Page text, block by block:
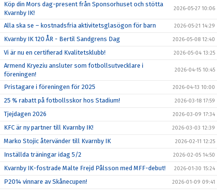
Köp din Mors dag-present från Sponsorhuset och stötta
Kvarnby IK!
2026-05-27 10:06
Alla ska se – kostnadsfria aktivitetsglasögon för barn 2026-05-21 14:29
Kvarnby IK 120 ÅR - Bertil Sandgrens Dag 2026-05-08 12:40
Vi är nu en certifierad Kvalitetsklubb! 2026-05-04 13:25
Armend Kryeziu ansluter som fotbollsutvecklare i
föreningen!
2026-04-15 10:45
Pristagare i föreningen för 2025 2026-04-13 10:00
25 % rabatt på fotbollsskor hos Stadium! 2026-03-18 17:59
Tjejdagen 2026 2026-03-09 17:34
KFC är ny partner till Kvarnby IK! 2026-03-03 12:39
Marko Stojic återvänder till Kvarnby IK 2026-02-11 12:25
Inställda träningar idag 5/2 2026-02-05 14:50
Kvarnby IK-fostrade Malte Frejd Pålsson med MFF-debut! 2026-01-30 15:24
P2014 vinnare av Skånecupen! 2026-01-09 09:41